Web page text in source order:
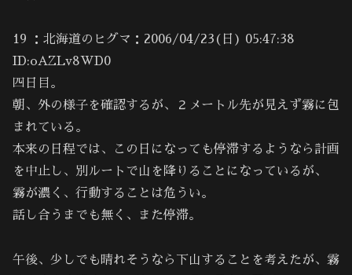
19 ：北海道のヒグマ：2006/04/23(日) 05:47:38
ID:oAZLv8WD0
四日目。
朝、外の様子を確認するが、２メートル先が見えず霧に包
まれている。
本来の日程では、この日になっても停滞するようなら計画
を中止し、別ルートで山を降りることになっているが、
霧が濃く、行動することは危うい。
話し合うまでも無く、また停滞。
午後、少しでも晴れそうなら下山することを考えたが、霧